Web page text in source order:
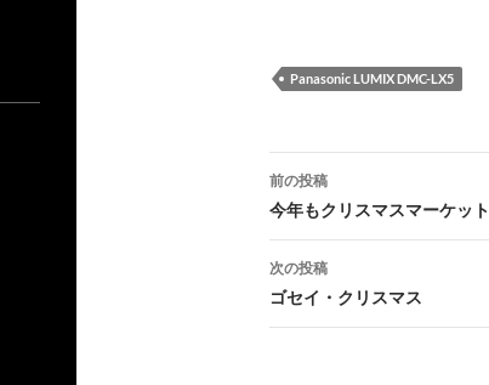
Panasonic LUMIX DMC-LX5
投
稿
ナ
ビ
ゲ
前の投稿
今年もクリスマスマーケット
次の投稿
ゴセイ・クリスマス